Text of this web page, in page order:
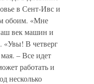
в Сент-Ивс и
обоим. «Мне
век машин и
«Увы! В четверг
– Все идет
работать и
несколько